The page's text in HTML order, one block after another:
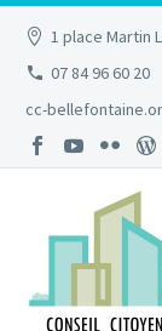
1 place Martin
07 84 96 60 20
cc-